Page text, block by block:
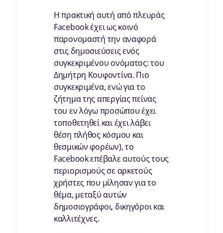
Η πρακτική αυτή από πλευράς
Facebook έχει ως κοινό
παρονομαστή την αναφορά
στις δημοσιεύσεις ενός
συγκεκριμένου ονόματος: του
Δημήτρη Κουφοντίνα. Πιο
συγκεκριμένα, ενώ για το
ζήτημα της απεργίας πείνας
του εν λόγω προσώπου έχει
τοποθετηθεί και έχει λάβει
θέση πλήθος κόσμου και
θεσμικών φορέων), το
Facebook επέβαλε αυτούς τους
περιορισμούς σε αρκετούς
χρήστες που μίλησαν για το
θέμα, μεταξύ αυτών
δημοσιογράφοι, δικηγόροι και
καλλιτέχνες.